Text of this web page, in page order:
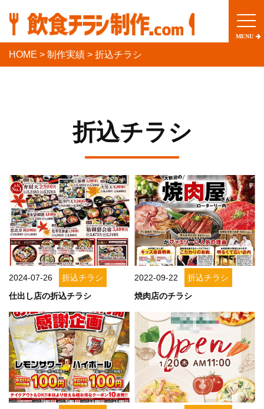
MENU
HOME > 制作実績 > 折込チラシ
折込チラシ
詳しく見る
2024-07-26
折込チラシ
仕出し店の折込チラシ
詳しく見る
2022-09-22
折込チラシ
焼肉店のチラシ
詳しく見る 詳しく見る